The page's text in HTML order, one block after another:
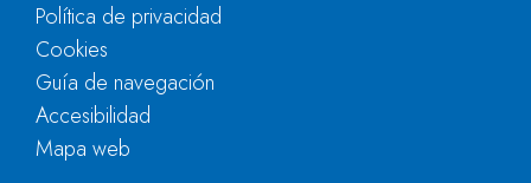
Política de privacidad
Cookies
Guía de navegación
Accesibilidad
Mapa web